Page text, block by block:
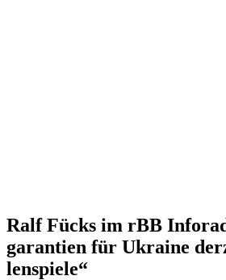
Ralf Fücks im rBB
ga­rantien für Ukraine
len­spiele“